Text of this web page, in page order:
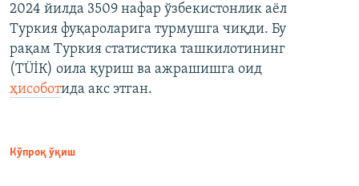
2024 йилда 3509 нафар ўзбекистонлик аёл
Туркия фуқароларига турмушга чиқди. Бу
рақам Туркия статистика ташкилотининг
(ТÜİК) оила қуриш ва ажрашишга оид
ҳисоботида акс этган.
Кўпроқ ўқиш